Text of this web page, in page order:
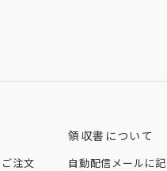
注文
領収書について
自動配信メールに